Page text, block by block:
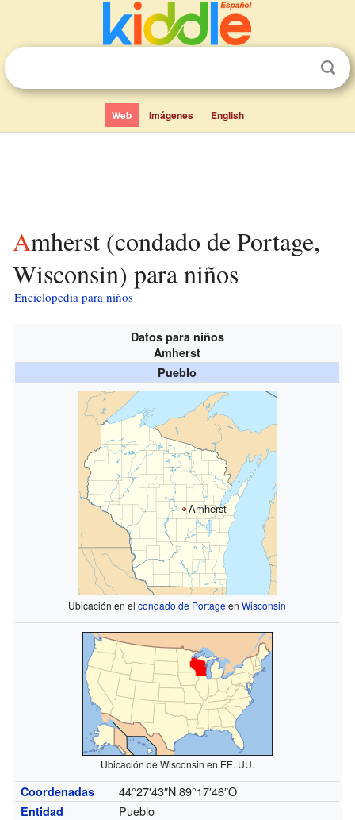
Web Imágenes English
Amherst (condado de Portage,
Wisconsin) para niños
Enciclopedia para niños
Datos para niños
Amherst
Pueblo
Amherst
Ubicación en elcondado de PortageenWisconsin
Ubicación de Wisconsin en EE. UU.
Coordenadas 44°27′43″N 89°17′46″O
Entidad
Pueblo